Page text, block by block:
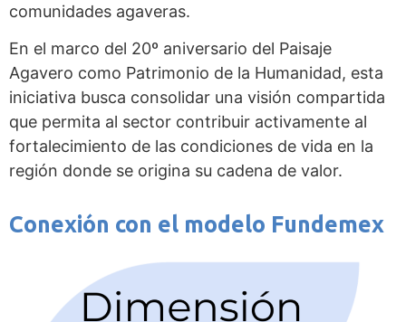
comunidades agaveras.
En el marco del 20º aniversario del Paisaje
Agavero como Patrimonio de la Humanidad, esta
iniciativa busca consolidar una visión compartida
que permita al sector contribuir activamente al
fortalecimiento de las condiciones de vida en la
región donde se origina su cadena de valor.
Conexión con el modelo Fundemex